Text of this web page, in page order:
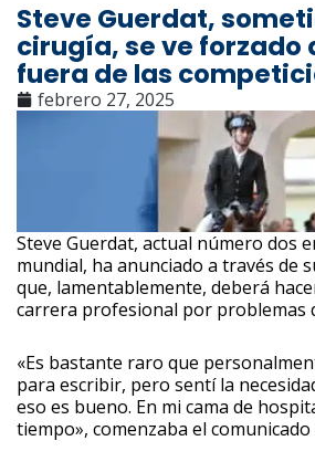
Steve Guerdat,
cirugía, se ve forzado
fuera de las
febrero 27, 2025
Steve Guerdat, actual número dos
mundial, ha anunciado a través de
que, lamentablemente, deberá
carrera profesional por problemas
«Es bastante raro que
para escribir, pero sentí la
eso es bueno. En mi cama de
tiempo», comenzaba el